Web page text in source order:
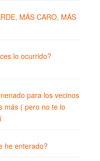
MÁS CARO, MÁS
lo ocurrido?
para los vecinos
más ( pero no te lo
he enterado?